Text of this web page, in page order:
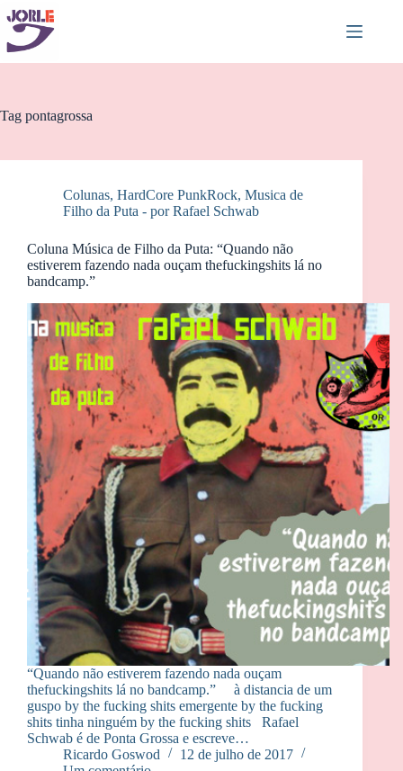
Pular
para
conteúdo
Tag pontagrossa
Colunas, HardCore PunkRock, Musica de
Filho da Puta - por Rafael Schwab
Coluna Música de Filho da Puta: “Quando não
estiverem fazendo nada ouçam thefuckingshits lá no
bandcamp.”
“Quando não estiverem fazendo nada ouçam
thefuckingshits lá no bandcamp.” à distancia de um
guspo by the fucking shits emergente by the fucking
shits tinha ninguém by the fucking shits Rafael
Schwab é de Ponta Grossa e escreve…
Ricardo Goswod
12 de julho de 2017